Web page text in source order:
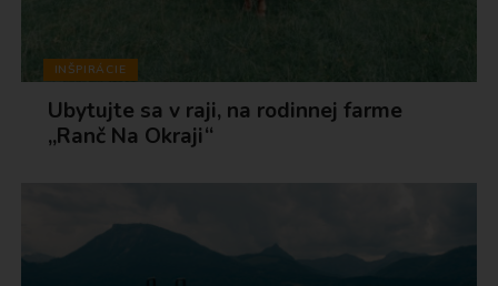
INŠPIRÁCIE
Ubytujte sa v raji, na rodinnej farme
„Ranč Na Okraji“